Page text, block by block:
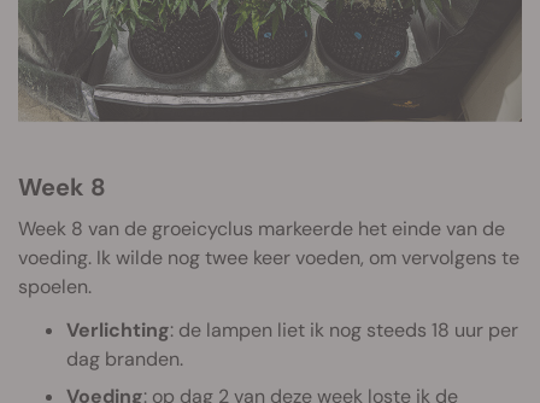
Week 8
Week 8 van de groeicyclus markeerde het einde van de
voeding. Ik wilde nog twee keer voeden, om vervolgens te
spoelen.
Verlichting: de lampen liet ik nog steeds 18 uur per
dag branden.
Voeding: op dag 2 van deze week loste ik de